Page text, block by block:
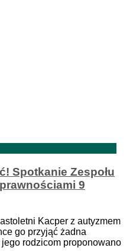
Spotkanie Zespołu
9
Kacper z autyzmem
go przyjąć żadna
jego rodzicom proponowano